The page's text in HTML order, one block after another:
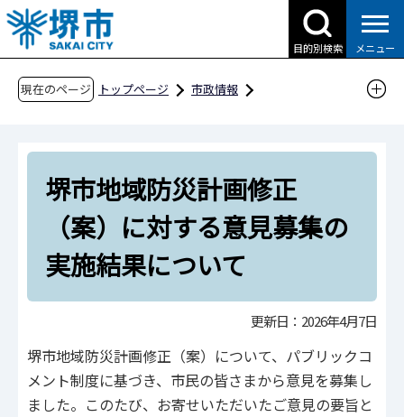
こ
の
ペ
目的別検索 メニュー
現在のページ トップページ
市政情報
危機管理
地域防災計画
堺市地域防災計画修正（案）に対する意見募集
の実施結果について
堺市地域防災計画修正
（案）に対する意見募集の
実施結果について
更新日：2026年4月7日
堺市地域防災計画修正（案）について、パブリックコ
メント制度に基づき、市民の皆さまから意見を募集し
ました。このたび、お寄せいただいたご意見の要旨と